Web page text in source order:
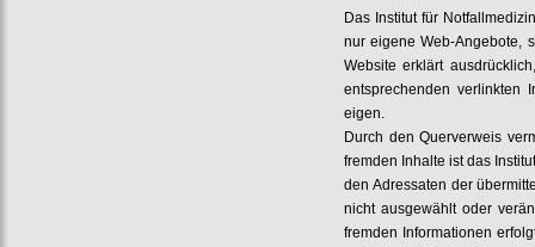
Das Institut für
nur eigene Web-Angebote,
Website erklärt
entsprechenden verlinkten
eigen.
Durch den Querverweis
fremden Inhalte ist das
den Adressaten der
nicht ausgewählt oder
fremden Informationen